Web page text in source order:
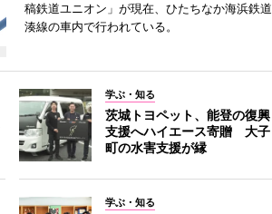
稿鉄道ユニオン」が現在、ひたちなか海浜鉄道
湊線の車内で行われている。
学ぶ・知る
茨城トヨペット、能登の復興
支援へハイエース寄贈 大子
町の水害支援が縁
学ぶ・知る